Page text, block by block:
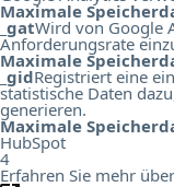
Maximale
_gatWird von Google
Anforderungsrate
Maximale
_gidRegistriert eine
statistische Daten
generieren.
Maximale
HubSpot
4
Erfahren Sie mehr